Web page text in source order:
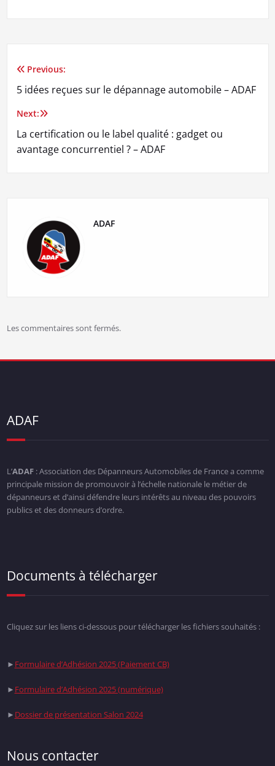
Navigation
de
l’article
Previous:
5 idées reçues sur le dépannage automobile – ADAF
Next:
La certification ou le label qualité : gadget ou
avantage concurrentiel ? – ADAF
ADAF
Les commentaires sont fermés.
ADAF
L’ADAF: Association des Dépanneurs Automobiles de France a comme
principale mission de promouvoir à l’échelle nationale le métier de
dépanneurs et d’ainsi défendre leurs intérêts au niveau des pouvoirs
publics et des donneurs d’ordre.
Documents à télécharger
Cliquez sur les liens ci-dessous pour télécharger les fichiers souhaités :
► Formulaire d’Adhésion 2025 (Paiement CB)
► Formulaire d’Adhésion 2025 (numérique)
► Dossier de présentation Salon 2024
Nous contacter